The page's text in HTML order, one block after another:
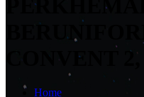
CONVENT
Home